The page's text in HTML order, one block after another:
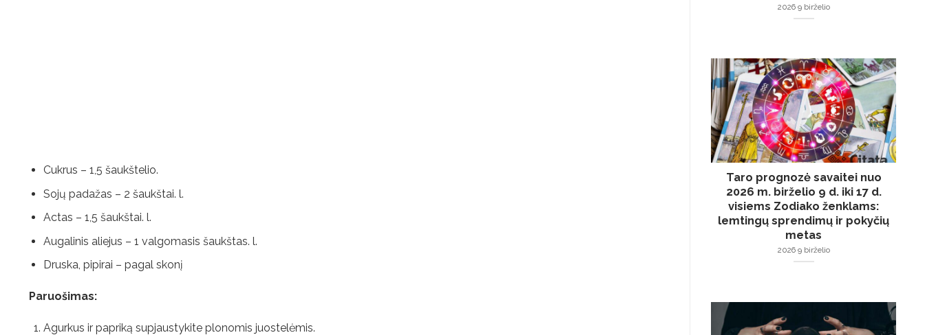
Cukrus – 1,5 šaukštelio.
Sojų padažas – 2 šaukštai. l.
Actas – 1,5 šaukštai. l.
Augalinis aliejus – 1 valgomasis šaukštas. l.
Druska, pipirai – pagal skonį
Paruošimas:
Agurkus ir papriką supjaustykite plonomis juostelėmis.
2026 9 birželio
Taro prognozė savaitei nuo
2026 m. birželio 9 d. iki 17 d.
visiems Zodiako ženklams:
lemtingų sprendimų ir pokyčių
metas
2026 9 birželio